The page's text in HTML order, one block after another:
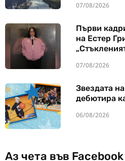
07/08/2026
Първи
на Естер
07/08/2026
Звездата
дебютира
06/08/2026
Аз чета във Facebook